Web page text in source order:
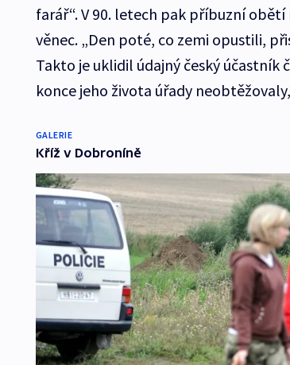
farář“. V 90. letech pak příbuzní
věnec. „Den poté, co zemi opustili,
Takto je uklidil údajný český účastník
konce jeho života úřady
GALERIE
Kříž v Dobroníně